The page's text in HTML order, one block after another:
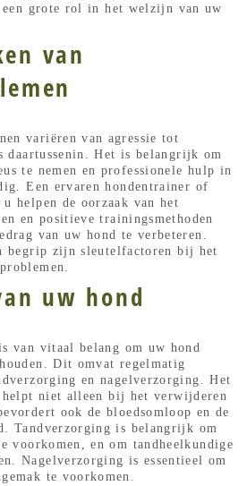
grote rol in het welzijn van uw
van
variëren van agressie tot
daartussenin. Het is belangrijk om
te nemen en professionele hulp in
Een ervaren hondentrainer of
u helpen de oorzaak van het
en positieve trainingsmethoden
van uw hond te verbeteren.
begrip zijn sleutelfactoren bij het
uw hond
van vitaal belang om uw hond
Dit omvat regelmatig
en nagelverzorging. Het
helpt niet alleen bij het verwijderen
ook de bloedsomloop en de
Tandverzorging is belangrijk om
voorkomen, en om tandheelkundige
Nagelverzorging is essentieel om
te voorkomen.